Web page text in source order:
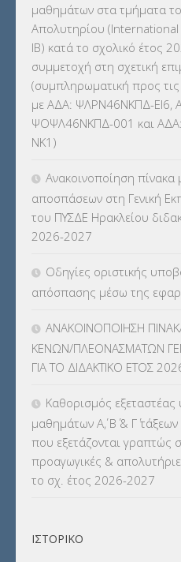
ΕΠΙΜΟΡΦΩΣΗ Τ.Π.Ε.(10)
ΕΥΡΩΠΑΪΚΑ
ΚΕΣΥ(60)
ΚΕΣΥΠ(109)
ΓΛΩΣΣΟΜΑΘΕΙΑΣ(135)
ΚΠπ- ΚΡΑΤΙΚΟ
ΠΛΗΡΟΦΟΡΙΚΗΣ
ΛΟΙΠΑ(309)
ΜΕΤΑΘΕΣΕΙΣ-
ΒΕΛΤΙΩΣΕΙΣ(319)
ΜΕΤΑΤΑΞΕΙΣ(87)
ΜΕΤΑΦΟΡΑ ΜΑΘΗΤΩΝ
ΝΟΜΟΘΕΣΙΑ(66)
μαθημάτων στα τμήματα
Απολυτηρίου
IB) κατά το σχολικό έτος
συμμετοχή στη σχετική
(συμπληρωματική προς
με ΑΔΑ: ΨΛΡΝ46ΝΚΠΔ-ΕΙ6,
ΨΟΨΛ46ΝΚΠΔ-001 και
ΝΚ1)
Ανακοινοποίηση
αποσπάσεων στη Γενική
του ΠΥΣΔΕ Ηρακλείου
2026-2027
Οδηγίες οριστικής
απόσπασης μέσω της
ΑΝΑΚΟΙΝΟΠΟΙΗΣΗ
ΚΕΝΩΝ/ΠΛΕΟΝΑΣΜΑΤΩΝ
ΓΙΑ ΤΟ ΔΙΔΑΚΤΙΚΟ ΕΤΟΣ
Καθορισμός εξεταστέας
μαθημάτων Α΄, Β΄ & Γ΄
που εξετάζονται γραπτώς
προαγωγικές &
το σχ. έτος 2026-2027
ΙΣΤΟΡΙΚΌ